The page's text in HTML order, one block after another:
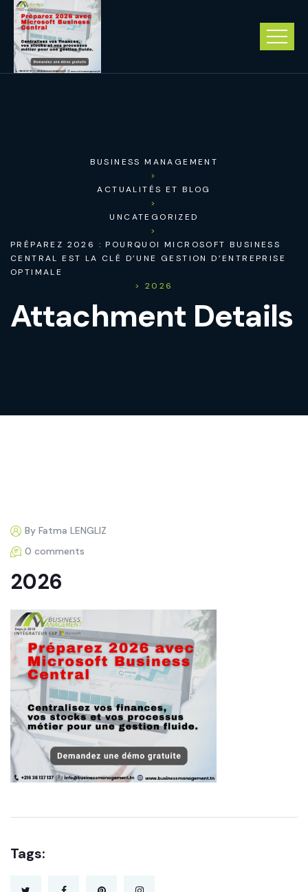
BUSINESS MANAGEMENT
>
ACTUALITÉS ET BLOG
>
UNCATEGORIZED
>
PRÉPAREZ 2026 : POURQUOI MICROSOFT BUSINESS
CENTRAL EST LA CLÉ D’UNE GESTION D’ENTREPRISE
OPTIMALE
> 2026
Attachment Details
By Fatma LENGLIZ
0 comments
2026
Tags: